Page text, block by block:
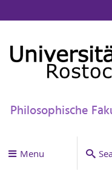
Philosophische
Menu